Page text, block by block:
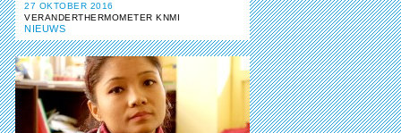
27 OKTOBER 2016
VERANDERTHERMOMETER KNMI
NIEUWS